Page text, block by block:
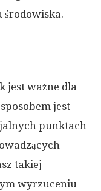
środowiska.
jest ważne dla
jest
punktach
takiej
wyrzuceniu